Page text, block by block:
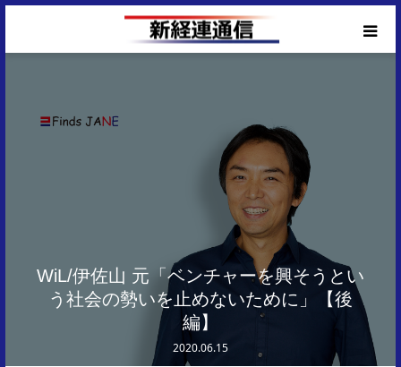
WiL/伊佐山 元「ベンチャーを興そうとい
う社会の勢いを止めないために」【後
編】
2020.06.15